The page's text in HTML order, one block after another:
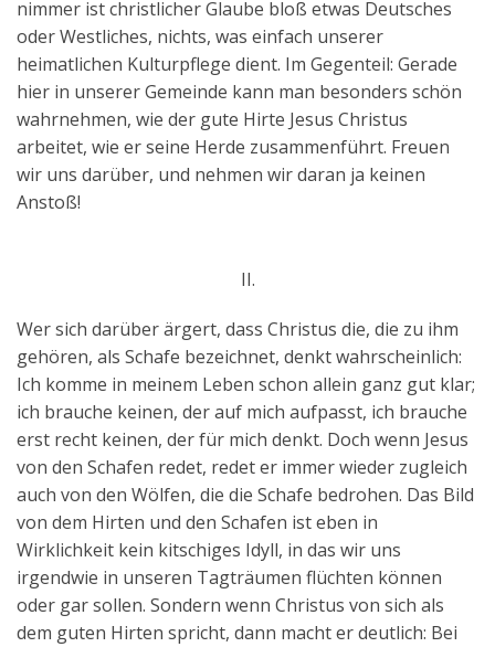
nimmer ist christlicher Glaube bloß etwas Deutsches
oder Westliches, nichts, was einfach unserer
heimatlichen Kulturpflege dient. Im Gegenteil: Gerade
hier in unserer Gemeinde kann man besonders schön
wahrnehmen, wie der gute Hirte Jesus Christus
arbeitet, wie er seine Herde zusammenführt. Freuen
wir uns darüber, und nehmen wir daran ja keinen
Anstoß!
II.
Wer sich darüber ärgert, dass Christus die, die zu ihm
gehören, als Schafe bezeichnet, denkt wahrscheinlich:
Ich komme in meinem Leben schon allein ganz gut klar;
ich brauche keinen, der auf mich aufpasst, ich brauche
erst recht keinen, der für mich denkt. Doch wenn Jesus
von den Schafen redet, redet er immer wieder zugleich
auch von den Wölfen, die die Schafe bedrohen. Das Bild
von dem Hirten und den Schafen ist eben in
Wirklichkeit kein kitschiges Idyll, in das wir uns
irgendwie in unseren Tagträumen flüchten können
oder gar sollen. Sondern wenn Christus von sich als
dem guten Hirten spricht, dann macht er deutlich: Bei